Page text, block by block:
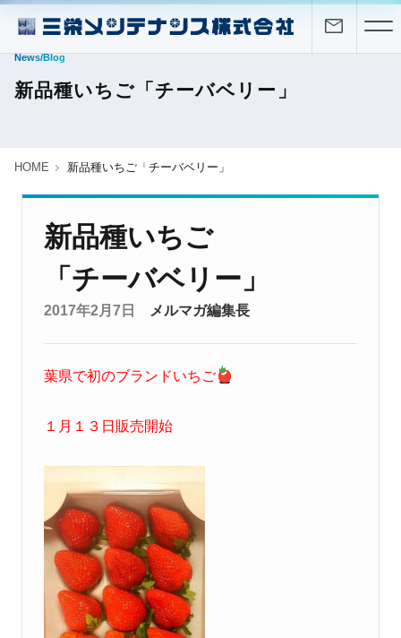
News/Blog
新品種いちご「チーバベリー」
HOME 新品種いちご「チーバベリー」
新品種いちご
「チーバベリー」
2017年2月7日 メルマガ編集長
葉県で初のブランドいちご
１月１３日販売開始